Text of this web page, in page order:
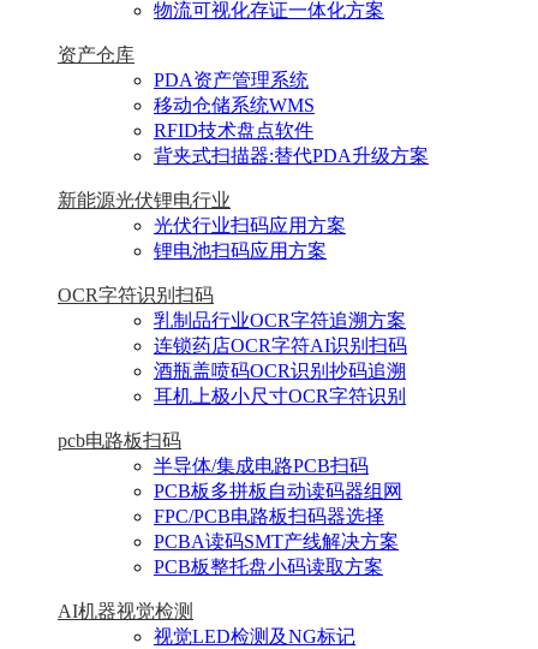
物流可视化存证一体化方案
资产仓库
PDA资产管理系统
移动仓储系统WMS
RFID技术盘点软件
背夹式扫描器:替代PDA升级方案
新能源光伏锂电行业
光伏行业扫码应用方案
锂电池扫码应用方案
OCR字符识别扫码
乳制品行业OCR字符追溯方案
连锁药店OCR字符AI识别扫码
酒瓶盖喷码OCR识别抄码追溯
耳机上极小尺寸OCR字符识别
pcb电路板扫码
半导体/集成电路PCB扫码
PCB板多拼板自动读码器组网
FPC/PCB电路板扫码器选择
PCBA读码SMT产线解决方案
PCB板整托盘小码读取方案
AI机器视觉检测
视觉LED检测及NG标记